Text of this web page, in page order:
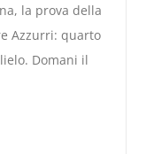
e Cormenier
la prova della
Azzurri: quarto
Domani il